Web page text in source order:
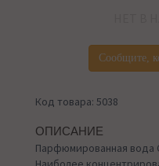
Сообщите,
Код товара: 5038
ОПИСАНИЕ
Парфюмированная вода